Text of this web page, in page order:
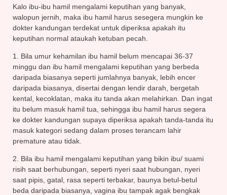
Kalo ibu-ibu hamil mengalami keputihan yang banyak,
walopun jernih, maka ibu hamil harus sesegera mungkin ke
dokter kandungan terdekat untuk diperiksa apakah itu
keputihan normal ataukah ketuban pecah.
1. Bila umur kehamilan ibu hamil belum mencapai 36-37
minggu dan ibu hamil mengalami keputihan yang berbeda
daripada biasanya seperti jumlahnya banyak, lebih encer
daripada biasanya, disertai dengan lendir darah, bergetah
kental, kecoklatan, maka itu tanda akan melahirkan. Dan ingat
itu belum masuk hamil tua, sehingga ibu hamil harus segera
ke dokter kandungan supaya diperiksa apakah tanda-tanda itu
masuk kategori sedang dalam proses terancam lahir
premature atau tidak.
2. Bila ibu hamil mengalami keputihan yang bikin ibu/ suami
risih saat berhubungan, seperti nyeri saat hubungan, nyeri
saat pipis, gatal, rasa seperti terbakar, baunya betul-betul
beda daripada biasanya, vagina ibu tampak agak bengkak